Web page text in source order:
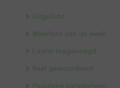
Uitgelicht
Weerfoto van de week
Laatst toegevoegd
Best gewaardeerd
Populaire categorieën